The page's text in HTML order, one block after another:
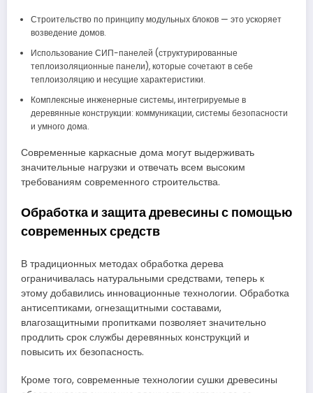
Строительство по принципу модульных блоков — это ускоряет
возведение домов.
Использование СИП-панелей (структурированные
теплоизоляционные панели), которые сочетают в себе
теплоизоляцию и несущие характеристики.
Комплексные инженерные системы, интегрируемые в
деревянные конструкции: коммуникации, системы безопасности
и умного дома.
Современные каркасные дома могут выдерживать
значительные нагрузки и отвечать всем высоким
требованиям современного строительства.
Обработка и защита древесины с помощью
современных средств
В традиционных методах обработка дерева
ограничивалась натуральными средствами, теперь к
этому добавились инновационные технологии. Обработка
антисептиками, огнезащитными составами,
влагозащитными пропитками позволяет значительно
продлить срок службы деревянных конструкций и
повысить их безопасность.
Кроме того, современные технологии сушки древесины